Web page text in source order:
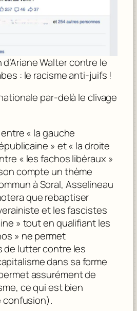
Walter contre le
: le racisme anti-juifs !
par-delà le clivage
« la gauche
» et « la droite
« les fachos libéraux »
compte un thème
à Soral, Asselineau
que rebaptiser
et les fascistes
» tout en qualifiant les
» ne permet
de lutter contre les
dans sa forme
assurément de
ce qui est bien
confusion).